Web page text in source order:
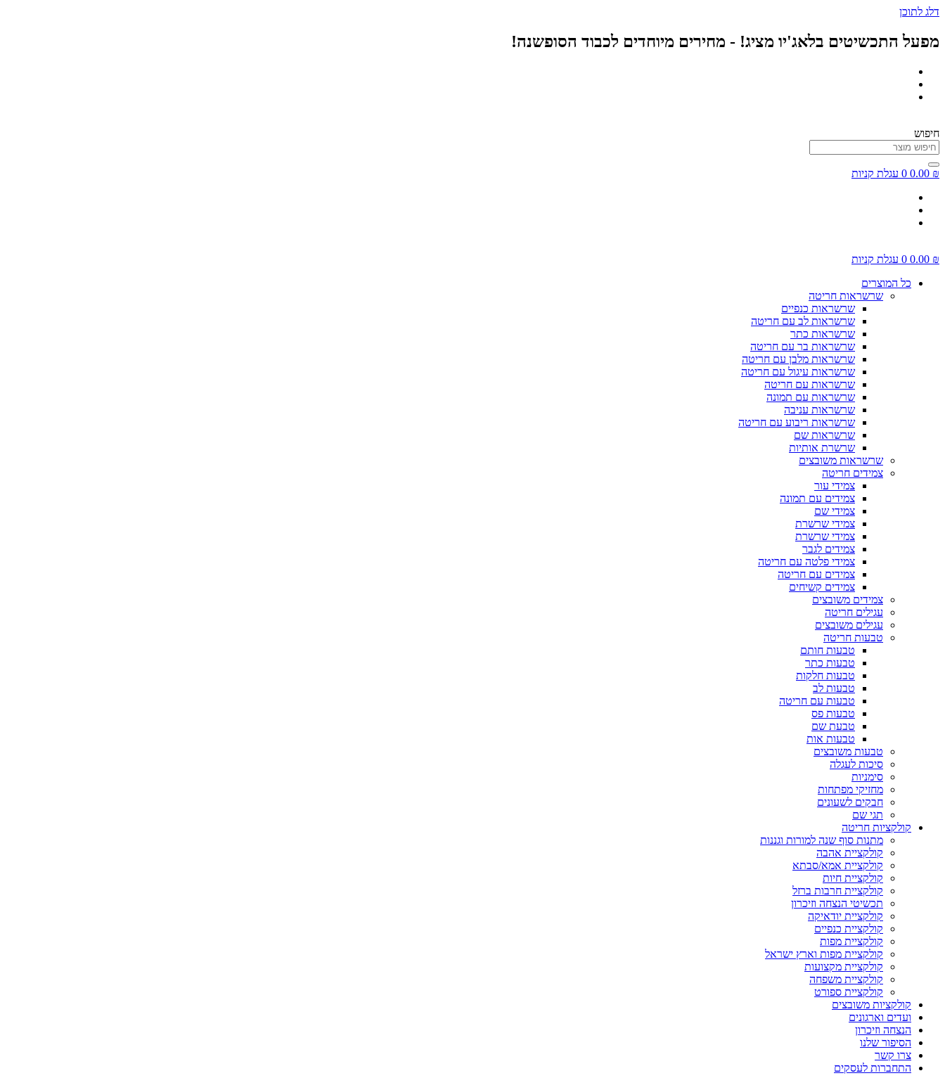
דלג לתוכן
מפעל התכשיטים בלאג'יו מציג! - מחירים מיוחדים לכבוד הסופשנה!
חיפוש
0.00 ₪
0 עגלת קניות
0.00 ₪
0 עגלת קניות
כל המוצרים
שרשראות חריטה
שרשראות כנפיים
שרשראות לב עם חריטה
שרשראות כתר
שרשראות בר עם חריטה
שרשראות מלבן עם חריטה
שרשראות עיגול עם חריטה
שרשראות עם חריטה
שרשראות עם תמונה
שרשראות עניבה
שרשראות ריבוע עם חריטה
שרשראות שם
שרשרת אותיות
שרשראות משובצים
צמידים חריטה
צמידי עור
צמידים עם תמונה
צמידי שם
צמידי שרשרת
צמידי שרשרת
צמידים לגבר
צמידי פלטה עם חריטה
צמידים עם חריטה
צמידים קשיחים
צמידים משובצים
עגילים חריטה
עגילים משובצים
טבעות חריטה
טבעות חותם
טבעות כתר
טבעות חלקות
טבעות לב
טבעות עם חריטה
טבעות פס
טבעת שם
טבעות אות
טבעות משובצים
סיכות לעגלה
סימניות
מחזיקי מפתחות
חבקים לשעונים
תגי שם
קולקציות חריטה
מתנות סוף שנה למורות וגננות
קולקציית אהבה
קולקציית אמא/סבתא
קולקציית חיות
קולקציית חרבות ברזל
תכשיטי הנצחה וזיכרון
קולקציית יודאיקה
קולקציית כנפיים
קולקציית מפות
קולקציית מפות וארץ ישראל
קולקציית מקצועות
קולקציית משפחה
קולקציית ספורט
קולקציות משובצים
ועדים וארגונים
הנצחה וזיכרון
הסיפור שלנו
צרו קשר
התחברות לעסקים